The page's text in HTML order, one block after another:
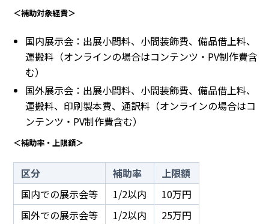
＜補助対象経費＞
国内展示会：出展小間料、小間装飾費、備品借上料、
運搬料（オンラインの場合はコンテンツ・PV制作費含
む）
国外展示会：出展小間料、小間装飾費、備品借上料、
運搬料、印刷製本費、通訳料（オンラインの場合はコ
ンテンツ・PV制作費含む）
＜補助率・上限額＞
区分 補助率
上限額
国内での展示会等
1/2以内
10万円
国外での展示会等
1/2以内 25万円